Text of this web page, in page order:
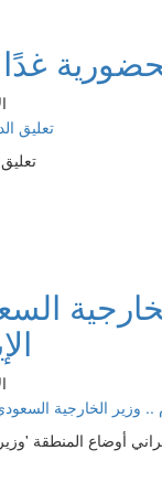
أوضاع المنطقة